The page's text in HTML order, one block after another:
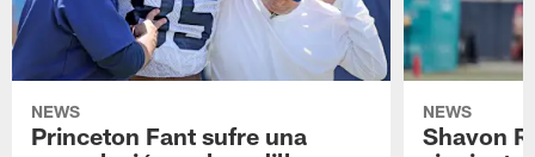
NEWS
Princeton Fant sufre una
NEWS
Shavon